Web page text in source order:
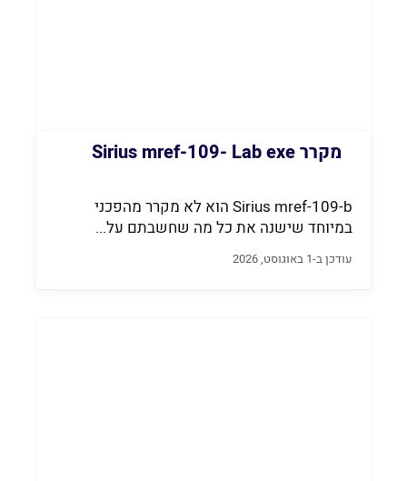
מקרר Sirius mref-109- Lab exe
Sirius mref-109-b הוא לא מקרר מהפכני
במיוחד שישנה את כל מה שחשבתם על...
עודכן ב-1 באוגוסט, 2026